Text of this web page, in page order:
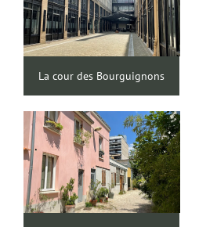
La cour des Bourguignons